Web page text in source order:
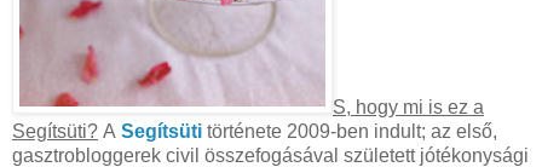
S, hogy mi is ez a
Segítsüti? A Segítsüti története 2009-ben indult; az első,
gasztrobloggerek civil összefogásával született jótékonysági